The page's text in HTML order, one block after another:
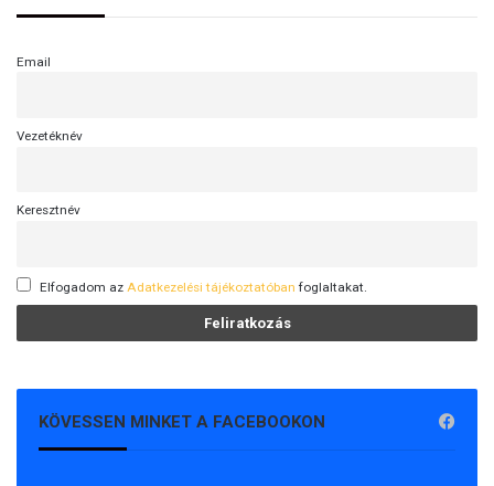
Email
Vezetéknév
Keresztnév
Elfogadom az Adatkezelési tájékoztatóban foglaltakat.
KÖVESSEN MINKET A FACEBOOKON